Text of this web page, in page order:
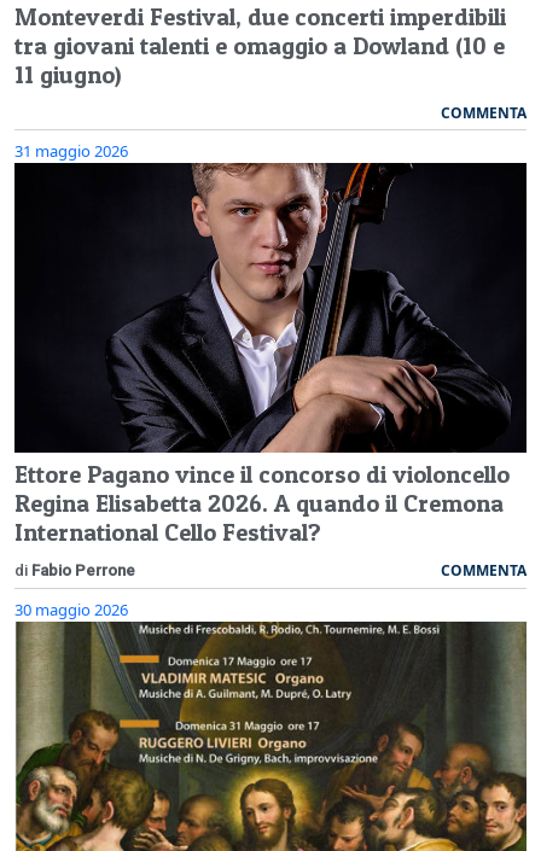
Monteverdi Festival, due concerti imperdibili
tra giovani talenti e omaggio a Dowland (10 e
11 giugno)
COMMENTA
31 maggio 2026
Ettore Pagano vince il concorso di violoncello
Regina Elisabetta 2026. A quando il Cremona
International Cello Festival?
di Fabio Perrone COMMENTA
30 maggio 2026